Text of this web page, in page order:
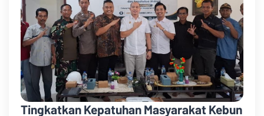
Tingkatkan Kepatuhan Masyarakat Kebun